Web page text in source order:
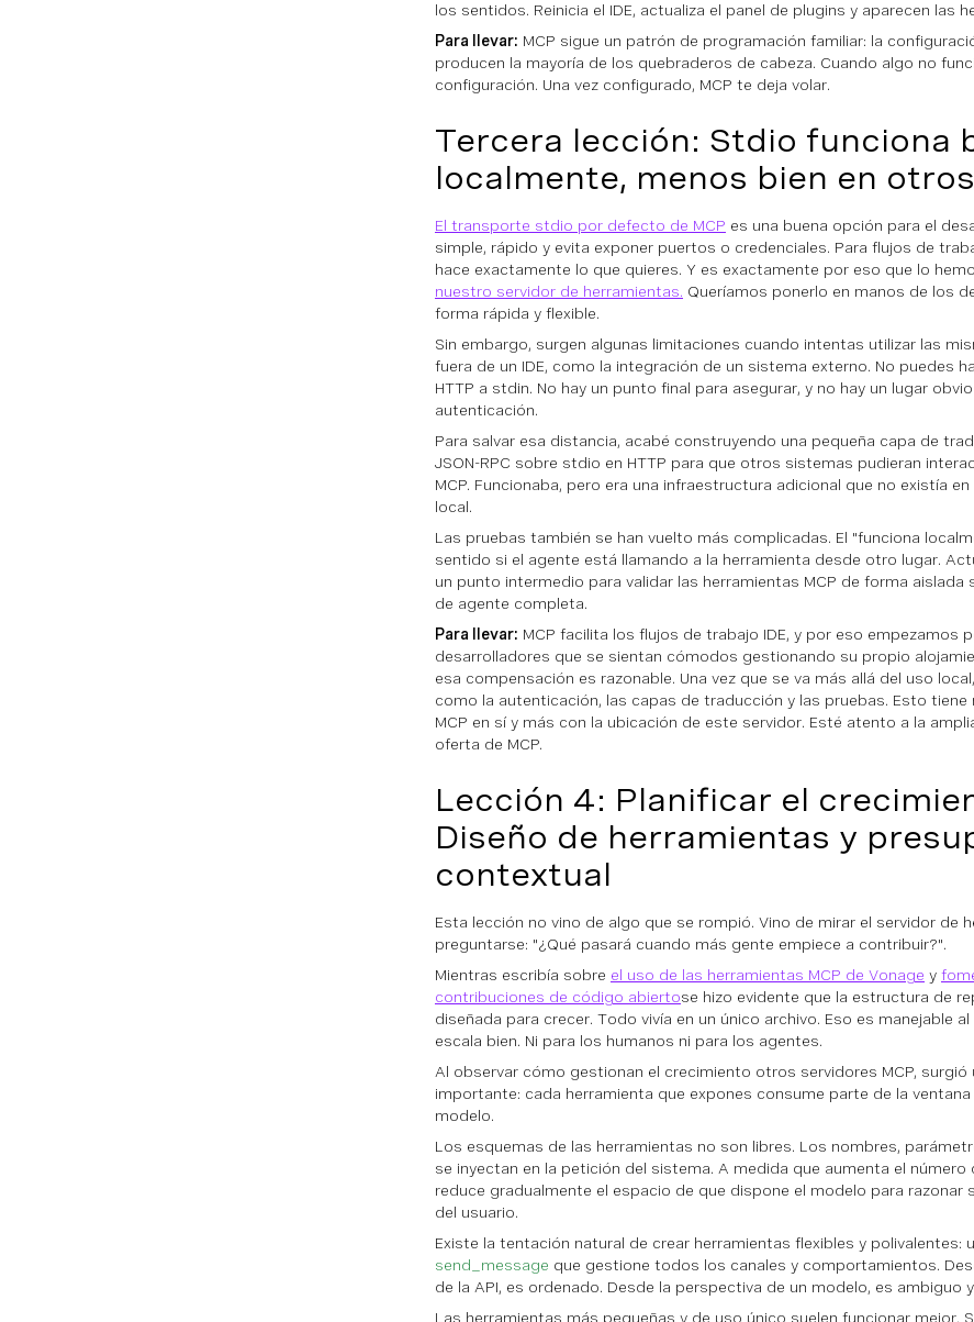
los sentidos. Reinicia el IDE, actualiza el panel de plugins y aparecen las
Para llevar: MCP sigue un patrón de programación familiar: la
producen la mayoría de los quebraderos de cabeza. Cuando algo no
configuración. Una vez configurado, MCP te deja volar.
Tercera lección: Stdio funciona
localmente, menos bien en
El transporte stdio por defecto de MCP es una buena opción para el
simple, rápido y evita exponer puertos o credenciales. Para flujos de
hace exactamente lo que quieres. Y es exactamente por eso que lo
nuestro servidor de herramientas. Queríamos ponerlo en manos de los
forma rápida y flexible.
Sin embargo, surgen algunas limitaciones cuando intentas utilizar las
fuera de un IDE, como la integración de un sistema externo. No puedes
HTTP a stdin. No hay un punto final para asegurar, y no hay un lugar
autenticación.
Para salvar esa distancia, acabé construyendo una pequeña capa de
JSON-RPC sobre stdio en HTTP para que otros sistemas pudieran
MCP. Funcionaba, pero era una infraestructura adicional que no existía
local.
Las pruebas también se han vuelto más complicadas. El "funciona
sentido si el agente está llamando a la herramienta desde otro lugar.
un punto intermedio para validar las herramientas MCP de forma aislada
de agente completa.
Para llevar: MCP facilita los flujos de trabajo IDE, y por eso empezamos
desarrolladores que se sientan cómodos gestionando su propio
esa compensación es razonable. Una vez que se va más allá del uso
como la autenticación, las capas de traducción y las pruebas. Esto tiene
MCP en sí y más con la ubicación de este servidor. Esté atento a la
oferta de MCP.
Lección 4: Planificar el
Diseño de herramientas y
contextual
Esta lección no vino de algo que se rompió. Vino de mirar el servidor de
preguntarse: "¿Qué pasará cuando más gente empiece a contribuir?".
Mientras escribía sobre el uso de las herramientas MCP de Vonage y
contribuciones de código abiertose hizo evidente que la estructura de
diseñada para crecer. Todo vivía en un único archivo. Eso es manejable
escala bien. Ni para los humanos ni para los agentes.
Al observar cómo gestionan el crecimiento otros servidores MCP, surgió
importante: cada herramienta que expones consume parte de la
modelo.
Los esquemas de las herramientas no son libres. Los nombres,
se inyectan en la petición del sistema. A medida que aumenta el número
reduce gradualmente el espacio de que dispone el modelo para razonar
del usuario.
Existe la tentación natural de crear herramientas flexibles y polivalentes:
send_message que gestione todos los canales y comportamientos.
de la API, es ordenado. Desde la perspectiva de un modelo, es ambiguo
Las herramientas más pequeñas y de uso único suelen funcionar mejor.